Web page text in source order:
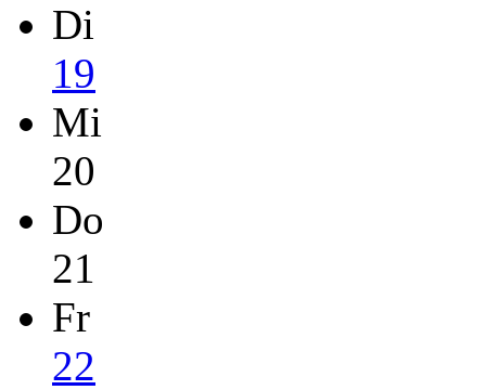
Di
19
Mi
20
Do
21
Fr
22